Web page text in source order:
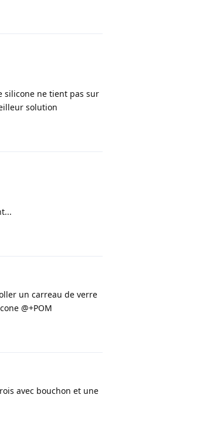
ne tient pas sur
solution
un carreau de verre
@+POM
avec bouchon et une